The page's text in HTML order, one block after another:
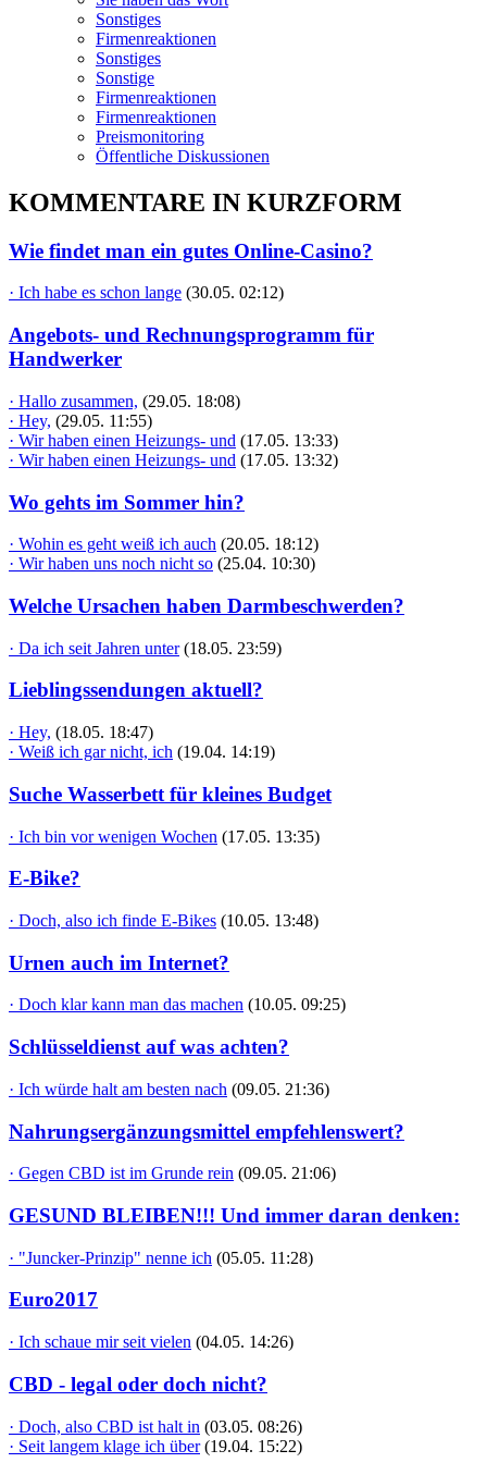
Sonstiges
Firmenreaktionen
Sonstiges
Sonstige
Firmenreaktionen
Firmenreaktionen
Preismonitoring
Öffentliche Diskussionen
KOMMENTARE IN KURZFORM
Wie findet man ein gutes Online-Casino?
· Ich habe es schon lange (30.05. 02:12)
Angebots- und Rechnungsprogramm für
Handwerker
· Hallo zusammen, (29.05. 18:08)
· Hey, (29.05. 11:55)
· Wir haben einen Heizungs- und (17.05. 13:33)
· Wir haben einen Heizungs- und (17.05. 13:32)
Wo gehts im Sommer hin?
· Wohin es geht weiß ich auch (20.05. 18:12)
· Wir haben uns noch nicht so (25.04. 10:30)
Welche Ursachen haben Darmbeschwerden?
· Da ich seit Jahren unter (18.05. 23:59)
Lieblingssendungen aktuell?
· Hey, (18.05. 18:47)
· Weiß ich gar nicht, ich (19.04. 14:19)
Suche Wasserbett für kleines Budget
· Ich bin vor wenigen Wochen (17.05. 13:35)
E-Bike?
· Doch, also ich finde E-Bikes (10.05. 13:48)
Urnen auch im Internet?
· Doch klar kann man das machen (10.05. 09:25)
Schlüsseldienst auf was achten?
· Ich würde halt am besten nach (09.05. 21:36)
Nahrungsergänzungsmittel empfehlenswert?
· Gegen CBD ist im Grunde rein (09.05. 21:06)
GESUND BLEIBEN!!! Und immer daran denken:
· "Juncker-Prinzip" nenne ich (05.05. 11:28)
Euro2017
· Ich schaue mir seit vielen (04.05. 14:26)
CBD - legal oder doch nicht?
· Doch, also CBD ist halt in (03.05. 08:26)
· Seit langem klage ich über (19.04. 15:22)